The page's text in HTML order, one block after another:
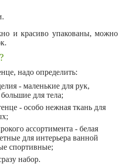
и красиво упакованы, можно
надо определить:
- маленькие для рук,
для тела;
- особо нежная ткань для
ассортимента - белая
для интерьера ванной
спортивные;
набор.